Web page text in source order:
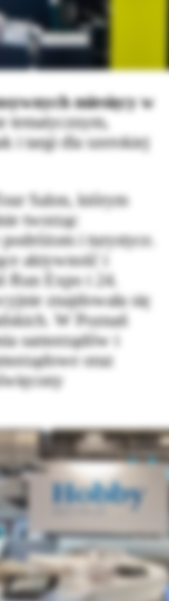
miesięcy w
tematycznym,
i targi dla szerokiej
Salon, którym
tworząc
i turystyce.
aktywność i
Run Expo i 24.
znajdowała się
W Poznań
samorządów i
oraz